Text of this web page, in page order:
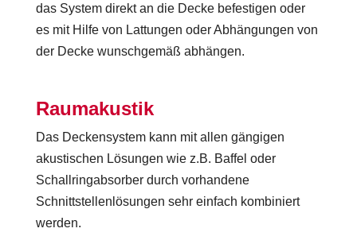
das System direkt an die Decke befestigen oder
es mit Hilfe von Lattungen oder Abhängungen von
der Decke wunschgemäß abhängen.
Raumakustik
Das Deckensystem kann mit allen gängigen
akustischen Lösungen wie z.B. Baffel oder
Schallringabsorber durch vorhandene
Schnittstellenlösungen sehr einfach kombiniert
werden.